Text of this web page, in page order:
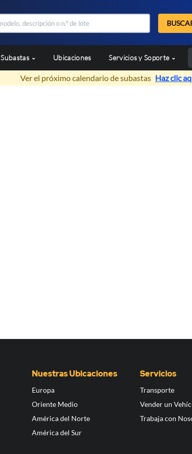
Subastas Ubicaciones Servicios y Soporte
Ver el próximo calendario de subastas Haz clic
Nuestras Ubicaciones
Europa
Oriente Medio
América del Norte
América del Sur
Servicios
Transporte
Vender un
Trabaja con